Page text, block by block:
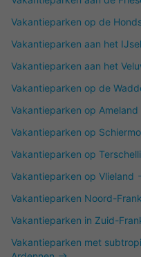
Vakantieparken op de
Vakantieparken aan het
Vakantieparken aan het
Vakantieparken op de
Vakantieparken op Ameland
Vakantieparken op
Vakantieparken op
Vakantieparken op Vlieland
Vakantieparken Noord-
Vakantieparken in Zuid-
Vakantieparken met